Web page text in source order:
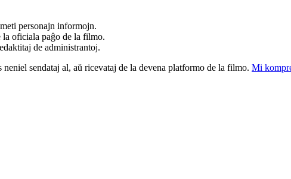
personajn informojn.
oficiala paĝo de la filmo.
de administrantoj.
sendataj al, aŭ ricevataj de la devena platformo de la filmo. Mi